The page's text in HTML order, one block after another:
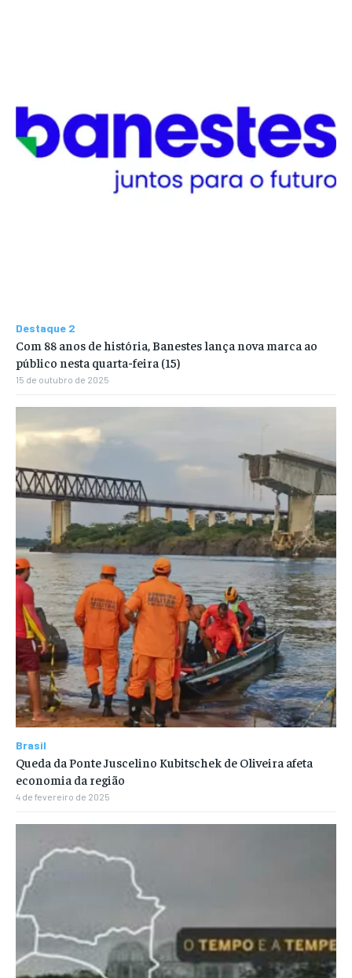
Destaque 2
Com 88 anos de história, Banestes lança nova marca ao
público nesta quarta-feira (15)
15 de outubro de 2025
Brasil
Queda da Ponte Juscelino Kubitschek de Oliveira afeta
economia da região
4 de fevereiro de 2025